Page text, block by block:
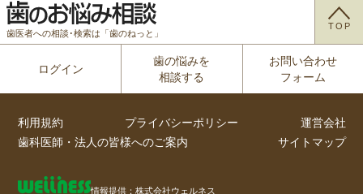
歯医者への相談･検索は「歯のねっと」
TOP
ログイン
歯の悩みを
相談する
お問い合わせ
フォーム
利用規約 プライバシーポリシー
運営会社
歯科医師・法人の皆様へのご案内
サイトマップ
情報提供：株式会社ウェルネス